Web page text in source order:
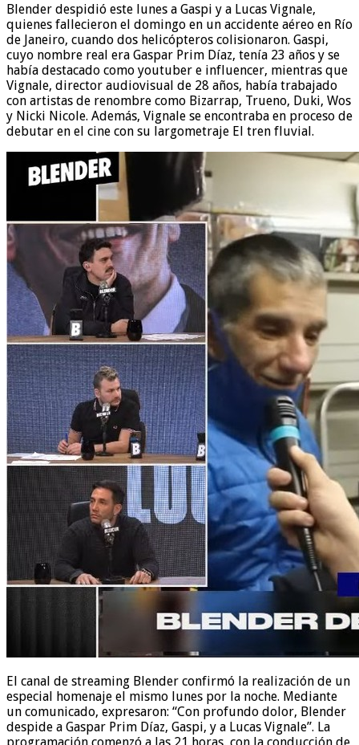
Blender despidió este lunes a Gaspi y a Lucas Vignale,
quienes fallecieron el domingo en un accidente aéreo en Río
de Janeiro, cuando dos helicópteros colisionaron. Gaspi,
cuyo nombre real era Gaspar Prim Díaz, tenía 23 años y se
había destacado como youtuber e influencer, mientras que
Vignale, director audiovisual de 28 años, había trabajado
con artistas de renombre como Bizarrap, Trueno, Duki, Wos
y Nicki Nicole. Además, Vignale se encontraba en proceso de
debutar en el cine con su largometraje El tren fluvial.
El canal de streaming Blender confirmó la realización de un
especial homenaje el mismo lunes por la noche. Mediante
un comunicado, expresaron: “Con profundo dolor, Blender
despide a Gaspar Prim Díaz, Gaspi, y a Lucas Vignale”. La
programación comenzó a las 21 horas, con la conducción de